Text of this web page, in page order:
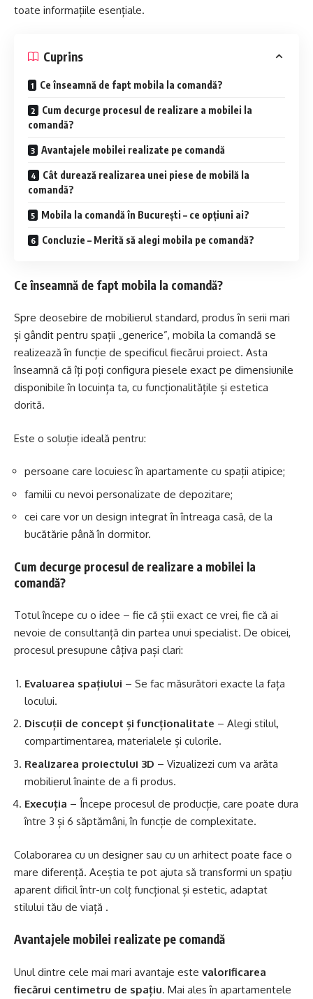
toate informațiile esențiale.
Cuprins
Ce înseamnă de fapt mobila la comandă?
Cum decurge procesul de realizare a mobilei la
comandă?
Avantajele mobilei realizate pe comandă
Cât durează realizarea unei piese de mobilă la
comandă?
Mobila la comandă în București – ce opțiuni ai?
Concluzie – Merită să alegi mobila pe comandă?
Ce înseamnă de fapt mobila la comandă?
Spre deosebire de mobilierul standard, produs în serii mari
și gândit pentru spații „generice”, mobila la comandă se
realizează în funcție de specificul fiecărui proiect. Asta
înseamnă că îți poți configura piesele exact pe dimensiunile
disponibile în locuința ta, cu funcționalitățile și estetica
dorită.
Este o soluție ideală pentru:
persoane care locuiesc în apartamente cu spații atipice;
familii cu nevoi personalizate de depozitare;
cei care vor un design integrat în întreaga casă, de la
bucătărie până în dormitor.
Cum decurge procesul de realizare a mobilei la
comandă?
Totul începe cu o idee – fie că știi exact ce vrei, fie că ai
nevoie de consultanță din partea unui specialist. De obicei,
procesul presupune câțiva pași clari:
Evaluarea spațiului – Se fac măsurători exacte la fața
locului.
Discuții de concept și funcționalitate – Alegi stilul,
compartimentarea, materialele și culorile.
Realizarea proiectului 3D – Vizualizezi cum va arăta
mobilierul înainte de a fi produs.
Execuția – Începe procesul de producție, care poate dura
între 3 și 6 săptămâni, în funcție de complexitate.
Colaborarea cu un designer sau cu un arhitect poate face o
mare diferență. Aceștia te pot ajuta să transformi un spațiu
aparent dificil într-un colț funcțional și estetic, adaptat
stilului tău de viață .
Avantajele mobilei realizate pe comandă
Unul dintre cele mai mari avantaje este valorificarea
fiecărui centimetru de spațiu. Mai ales în apartamentele